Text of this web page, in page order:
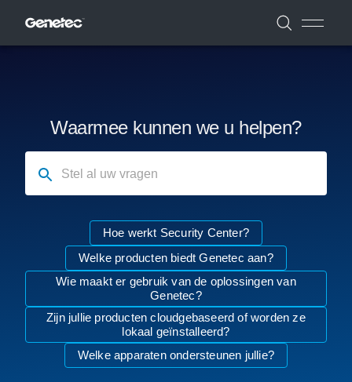
Waarmee kunnen we u helpen?
Stel al uw vragen
Hoe werkt Security Center?
Welke producten biedt Genetec aan?
Wie maakt er gebruik van de oplossingen van
Genetec?
Zijn jullie producten cloudgebaseerd of worden ze
lokaal geïnstalleerd?
Welke apparaten ondersteunen jullie?